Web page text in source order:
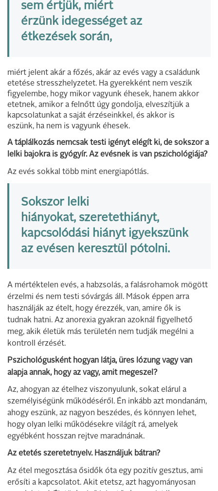
sem értjük, miért
érzünk idegességet az
étkezések során,
miért jelent akár a főzés, akár az evés vagy a családunk
etetése stresszhelyzetet. Ha gyerekként nem veszik
figyelembe, hogy mikor vagyunk éhesek, hanem akkor
etetnek, amikor a felnőtt úgy gondolja, elveszítjük a
kapcsolatunkat a saját érzéseinkkel, és akkor is
eszünk, ha nem is vagyunk éhesek.
A táplálkozás nemcsak testi igényt elégít ki, de sokszor a
lelki bajokra is gyógyír. Az evésnek is van pszichológiája?
Az evés sokkal több mint energiapótlás.
Sokszor lelki
hiányokat, szeretethiányt,
kapcsolódási hiányt igyekszünk
az evésen keresztül pótolni.
A mértéktelen evés, a habzsolás, a falásrohamok mögött
érzelmi és nem testi sóvárgás áll. Mások éppen arra
használják az ételt, hogy érezzék, van, amire ők is
tudnak hatni. Az anorexia gyakran azoknál figyelhető
meg, akik életük más területén nem tudják megélni a
kontroll érzését.
Pszichológusként hogyan látja, üres lózung vagy van
alapja annak, hogy az vagy, amit megeszel?
Az, ahogyan az ételhez viszonyulunk, sokat elárul a
személyiségünk működéséről. Én inkább azt mondanám,
ahogy eszünk, az nagyon beszédes, és könnyen lehet,
hogy olyan lelki működésekre világít rá, amelyek
egyébként hosszan rejtve maradnának.
Az etetés szeretetnyelv. Használjuk bátran?
Az étel megosztása ősidők óta egy pozitív gesztus, ami
erősíti a kapcsolatot. Akit etetsz, azt hagyományosan